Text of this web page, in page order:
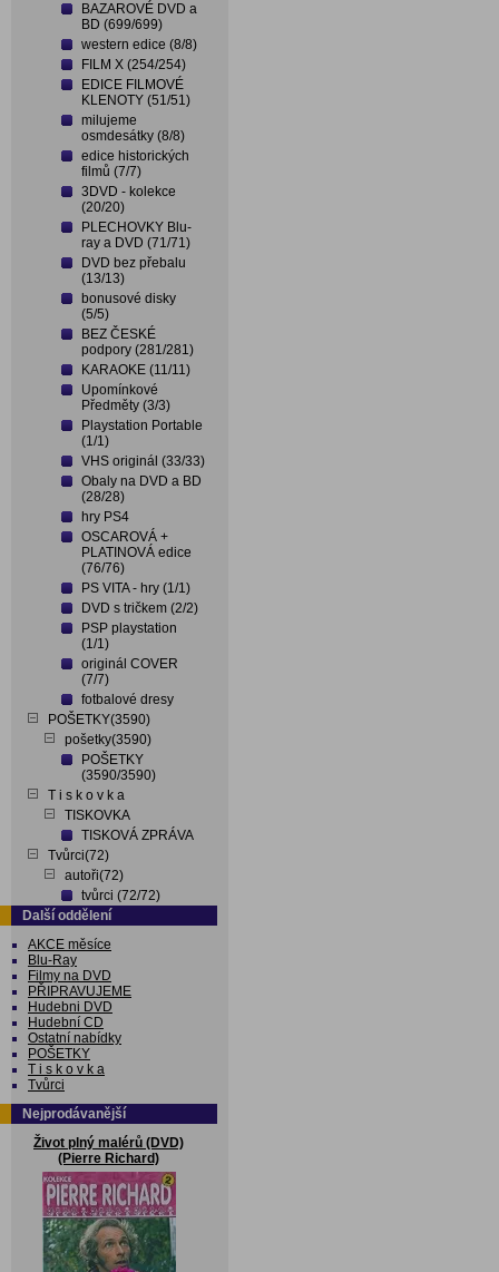
BAZAROVÉ DVD a
BD (699/699)
western edice (8/8)
FILM X (254/254)
EDICE FILMOVÉ
KLENOTY (51/51)
milujeme
osmdesátky (8/8)
edice historických
filmů (7/7)
3DVD - kolekce
(20/20)
PLECHOVKY Blu-
ray a DVD (71/71)
DVD bez přebalu
(13/13)
bonusové disky
(5/5)
BEZ ČESKÉ
podpory (281/281)
KARAOKE (11/11)
Upomínkové
Předměty (3/3)
Playstation Portable
(1/1)
VHS originál (33/33)
Obaly na DVD a BD
(28/28)
hry PS4
OSCAROVÁ +
PLATINOVÁ edice
(76/76)
PS VITA - hry (1/1)
DVD s tričkem (2/2)
PSP playstation
(1/1)
originál COVER
(7/7)
fotbalové dresy
POŠETKY(3590)
pošetky(3590)
POŠETKY
(3590/3590)
T i s k o v k a
TISKOVKA
TISKOVÁ ZPRÁVA
Tvůrci(72)
autoři(72)
tvůrci (72/72)
Další oddělení
AKCE měsíce
Blu-Ray
Filmy na DVD
PŘIPRAVUJEME
Hudebni DVD
Hudební CD
Ostatní nabídky
POŠETKY
T i s k o v k a
Tvůrci
Nejprodávanější
Život plný malérů (DVD)
(Pierre Richard)